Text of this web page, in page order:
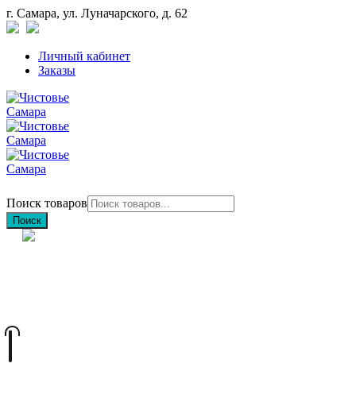
г. Самара, ул. Луначарского, д. 62
Личный кабинет
Заказы
Поиск товаров
Поиск